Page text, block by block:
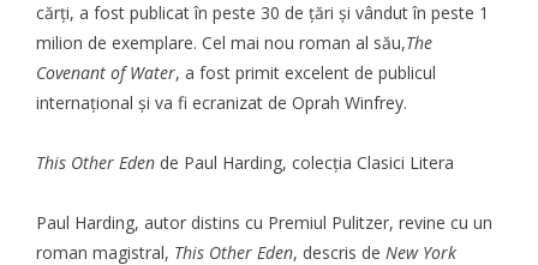
cărți, a fost publicat în peste 30 de țări și vândut în peste 1
milion de exemplare. Cel mai nou roman al său,The
Covenant of Water, a fost primit excelent de publicul
internațional și va fi ecranizat de Oprah Winfrey.
This Other Eden de Paul Harding, colecția Clasici Litera
Paul Harding, autor distins cu Premiul Pulitzer, revine cu un
roman magistral, This Other Eden, descris de New York